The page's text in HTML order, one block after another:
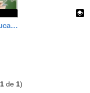
Ejemplo de revista con Educamadrid (formación TIC)
1 de 1)